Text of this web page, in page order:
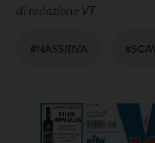
di redazione VT
#NASSIRYA